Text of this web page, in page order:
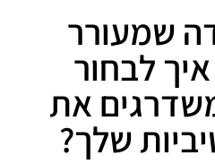
שמעורר
לבחור
את
שלך?